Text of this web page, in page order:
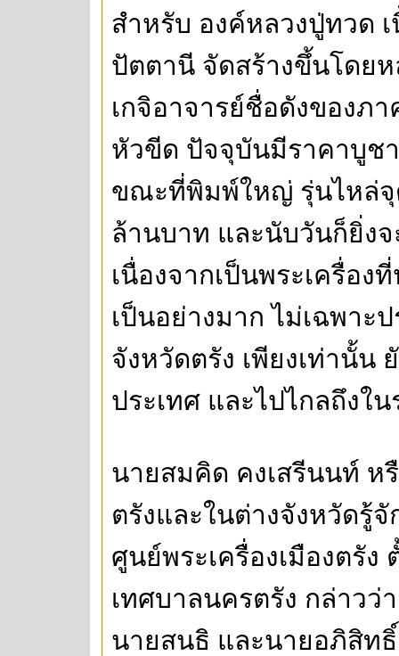
สำหรับ องค์หลวงปู่ทวด
ปัตตานี จัดสร้างขึ้นโดย
เกจิอาจารย์ชื่อดังของภ
หัวขีด ปัจจุบันมีราคาบูช
ขณะที่พิมพ์ใหญ่ รุ่นไหล่จุ
ล้านบาท และนับวันก็ยิ่งจ
เนื่องจากเป็นพระเครื่อ
เป็นอย่างมาก ไม่เฉพา
จังหวัดตรัง เพียงเท่านั้น
ประเทศ และไปไกลถึงใ
นายสมคิด คงเสรีนนท์ ห
ตรังและในต่างจังหวัดรู้
ศูนย์พระเครื่องเมืองตรั
เทศบาลนครตรัง กล่าว
นายสนธิ และนายอภิสิท